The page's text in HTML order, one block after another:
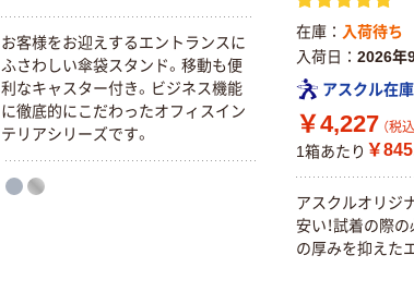
お客様をお迎えするエントランスに
ふさわしい傘袋スタンド。移動も便
利なキャスター付き。ビジネス機能
に徹底的にこだわったオフィスイン
テリアシリーズです。
在庫
入荷待ち
入荷日
2026年
アスクル在
￥4,227 （税込
1箱あたり ￥
アスクルオリジ
安い！試着の際
の厚みを抑えた